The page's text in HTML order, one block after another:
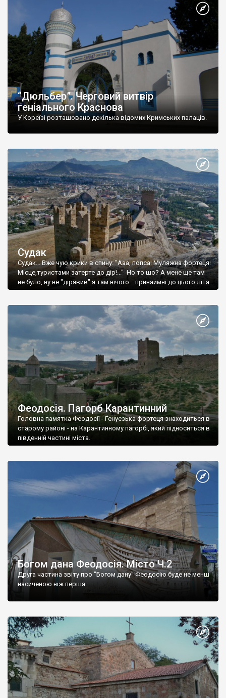
“Дюльбер”. Черговий витвір
геніального Краснова
У Кореїзі розташовано декілька відомих Кримських палаців.
Судак
Судак... Вже чую крики в спину: "Ааа, попса! Муляжна фортеця!
Місце,туристами затерте до дір!..." Но то шо? А мене ще там
не було, ну не "дірявив" я там нічого... принаймні до цього літа.
Феодосія. Пагорб Карантинний
Головна памятка Феодосії - Генуезька фортеця знаходиться в
старому районі - на Карантинному пагорбі, який підноситься в
південній частині міста.
Богом дана Феодосія. Місто Ч.2
Друга частина звіту про "Богом дану" Феодосію буде не менш
насиченою ніж перша.